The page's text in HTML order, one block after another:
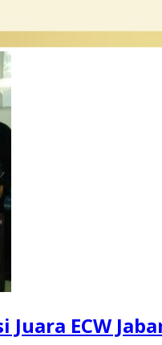
Juara ECW